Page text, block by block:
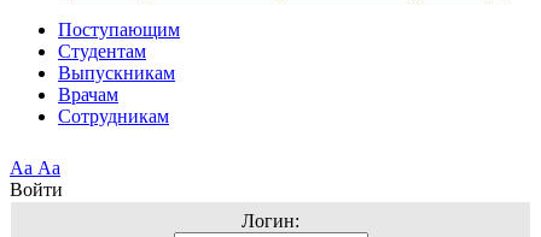
Поступающим
Студентам
Выпускникам
Врачам
Сотрудникам
Аа Аа
Войти
Логин: